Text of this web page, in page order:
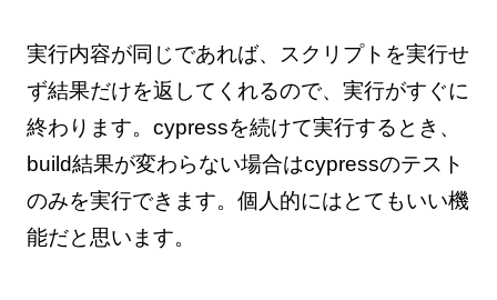
実行内容が同じであれば、スクリプトを実行せ
ず結果だけを返してくれるので、実行がすぐに
終わります。cypressを続けて実行するとき、
build結果が変わらない場合はcypressのテスト
のみを実行できます。個人的にはとてもいい機
能だと思います。